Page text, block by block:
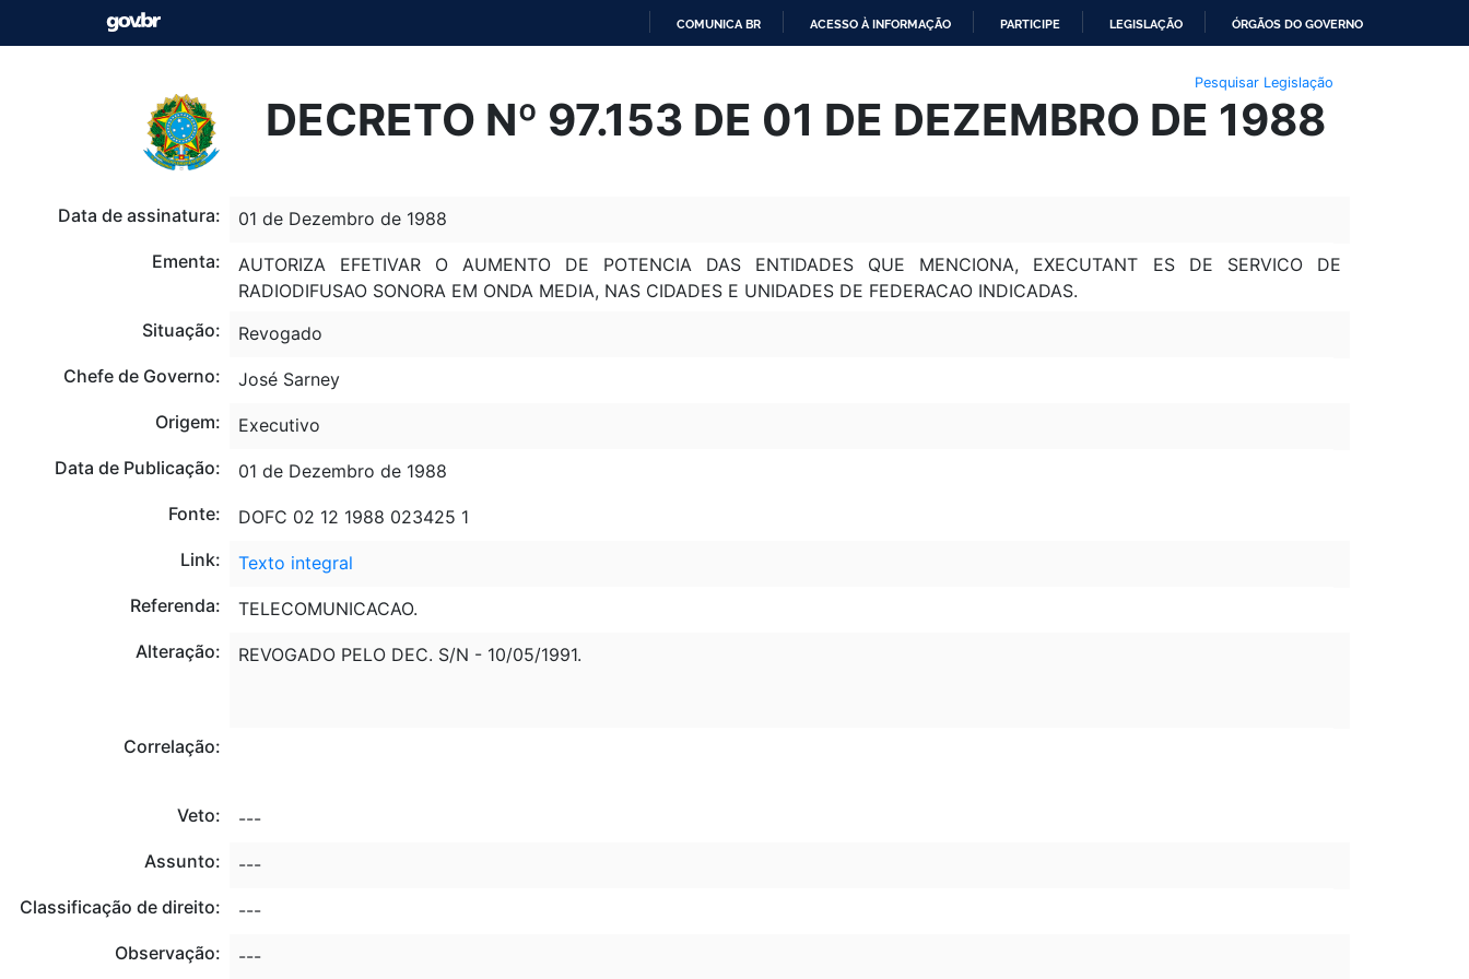
O
CONTEÚDO
COMUNICA BR ACESSO À INFORMAÇÃO PARTICIPE LEGISLAÇÃO ÓRGÃOS DO GOVERNO
Pesquisar Legislação
DECRETO Nº 97.153 DE 01 DE DEZEMBRO DE 1988
Data de assinatura:
01 de Dezembro de 1988
Ementa:
AUTORIZA EFETIVAR O AUMENTO DE POTENCIA DAS ENTIDADES QUE MENCIONA, EXECUTANT ES DE SERVICO DE
RADIODIFUSAO SONORA EM ONDA MEDIA, NAS CIDADES E UNIDADES DE FEDERACAO INDICADAS.
Situação:
Revogado
Chefe de Governo:
José Sarney
Origem:
Executivo
Data de Publicação:
01 de Dezembro de 1988
Fonte:
DOFC 02 12 1988 023425 1
Link:
Texto integral
Referenda:
TELECOMUNICACAO.
Alteração:
REVOGADO PELO DEC. S/N - 10/05/1991.
Correlação:
Veto:
---
Assunto:
---
Classificação de direito:
---
Observação:
---